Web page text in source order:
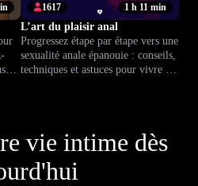
1 h 11 min
1617
L’art du plaisir anal
Progressez étape par étape vers une
sexualité anale épanouie : conseils,
techniques et astuces pour vivre un
vie intime dès